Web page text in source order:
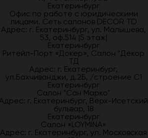
Екатеринбург
Офис по работе с юридическими
лицами. Сеть салонов DECOR TD
Адрес: г. Екатеринбург, ул. Малышева,
53, оф.514 |5 этаж|
Екатеринбург
Ритейл-Порт «Докер», Салон "Декор
ТД
Адрес: г. Екатеринбург,
ул.Бахчиванджи, д.2Б, /строение С1
Екатеринбург
Салон "Сан Марко"
г. Екатеринбург, Верх-Исетский
бульвар, 18
Екатеринбург
Салон «LOYMINA»
Адрес: г. Екатеринбург, ул. Московская